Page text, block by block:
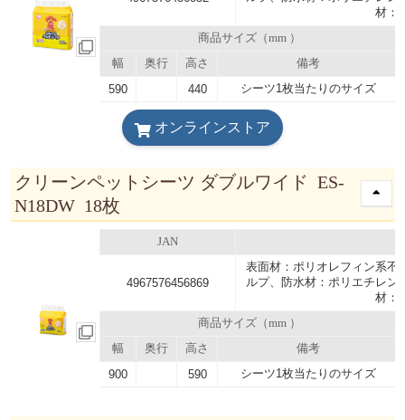
材：
商品サイズ（mm ）
幅
奥行 高さ 備考
590 440 シーツ1枚当たりのサイズ
オンラインストア
クリーンペットシーツ ダブルワイド ES-
N18DW 18枚
JAN
4967576456869
表面材：ポリオレフィン系不
ルプ、防水材：ポリエチレ
材：
商品サイズ（mm ）
幅
奥行 高さ 備考
900 590 シーツ1枚当たりのサイズ